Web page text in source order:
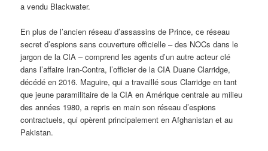
a vendu Blackwater.
En plus de l’ancien réseau d’assassins de Prince, ce réseau
secret d’espions sans couverture officielle – des NOCs dans le
jargon de la CIA – comprend les agents d’un autre acteur clé
dans l’affaire Iran-Contra, l’officier de la CIA Duane Clarridge,
décédé en 2016. Maguire, qui a travaillé sous Clarridge en tant
que jeune paramilitaire de la CIA en Amérique centrale au milieu
des années 1980, a repris en main son réseau d’espions
contractuels, qui opèrent principalement en Afghanistan et au
Pakistan.